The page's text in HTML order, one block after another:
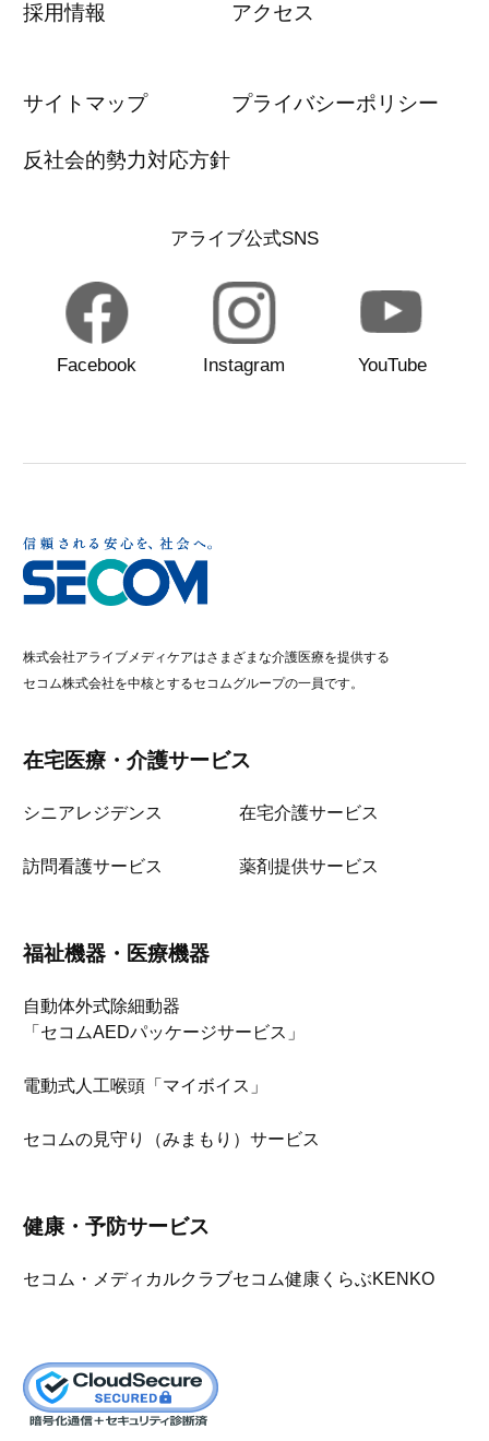
採用情報 アクセス
サイトマップ プライバシーポリシー
反社会的勢力対応方針
アライブ公式SNS
Facebook Instagram YouTube
株式会社アライブメディケアはさまざまな介護医療を提供する
セコム株式会社を中核とするセコムグループの一員です。
在宅医療・介護サービス
シニアレジデンス 在宅介護サービス
訪問看護サービス 薬剤提供サービス
福祉機器・医療機器
自動体外式除細動器
「セコムAEDパッケージサービス」
電動式人工喉頭「マイボイス」
セコムの見守り（みまもり）サービス
健康・予防サービス
セコム・メディカルクラブセコム健康くらぶKENKO